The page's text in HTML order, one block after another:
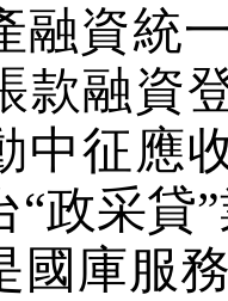
融資統
款融資
中征應
“政采貸”
國庫服